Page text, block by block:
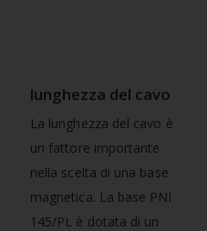
lunghezza del cavo
La lunghezza del cavo è
un fattore importante
nella scelta di una base
magnetica. La base PNI
145/PL è dotata di un